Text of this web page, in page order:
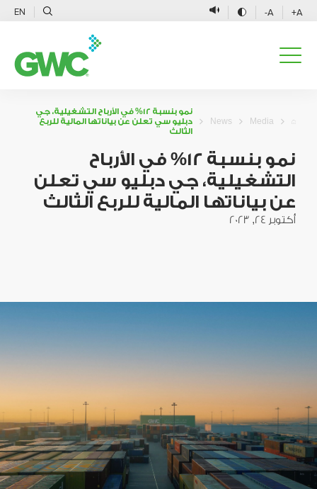
A+
A-
EN
Media
News
نمو بنسبة 12% في الأرباح التشغيلية، جي
دبليو سي تعلن عن بياناتها المالية للربع
الثالث
نمو بنسبة 12% في الأرباح
التشغيلية، جي دبليو سي تعلن
عن بياناتها المالية للربع الثالث
أكتوبر 24, 2023